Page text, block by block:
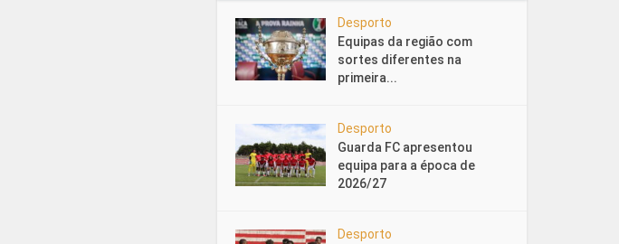
Desporto
Equipas da região com
sortes diferentes na
primeira...
Desporto
Guarda FC apresentou
equipa para a época de
2026/27
Desporto